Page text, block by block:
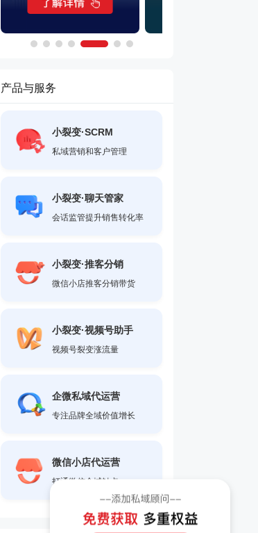
产品与服务
小裂变·SCRM
私域营销和客户管理
小裂变·聊天管家
会话监管提升销售转化率
小裂变·推客分销
微信小店推客分销带货
小裂变·视频号助手
视频号裂变涨流量
企微私域代运营
专注品牌全域价值增长
微信小店代运营
打通微信全域触点